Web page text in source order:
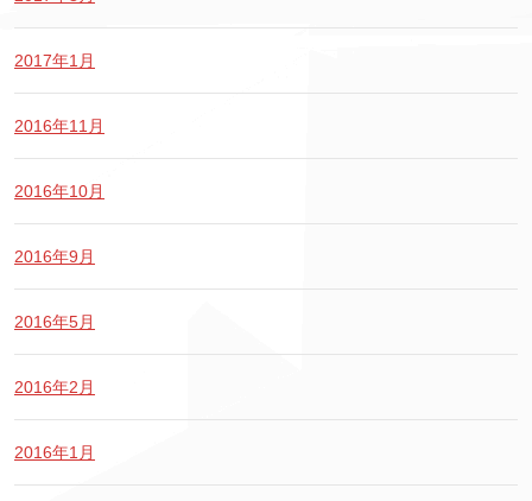
2017年1月
2016年11月
2016年10月
2016年9月
2016年5月
2016年2月
2016年1月